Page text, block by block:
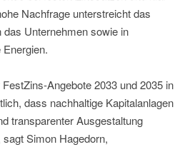
Nachfrage unterstreicht das
das Unternehmen sowie in
Angebote 2033 und 2035 in
dass nachhaltige Kapitalanlagen
transparenter Ausgestaltung
Simon Hagedorn,